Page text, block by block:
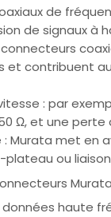
de
de signaux
et contribuent
: par
Ω, et une perte
Murata met en
ou
haute